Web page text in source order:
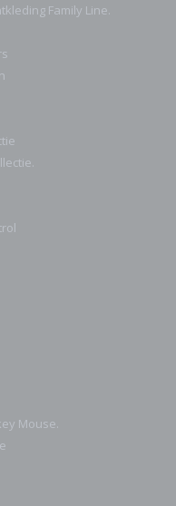
Family Line.
Mouse.